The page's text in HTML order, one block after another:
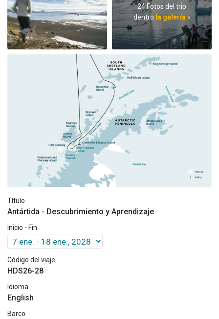
24 Fotos del trip
dentrola galería »
Título
Antártida - Descubrimiento y Aprendizaje
Inicio - Fin
Código del viaje
HDS26-28
Idioma
English
Barco